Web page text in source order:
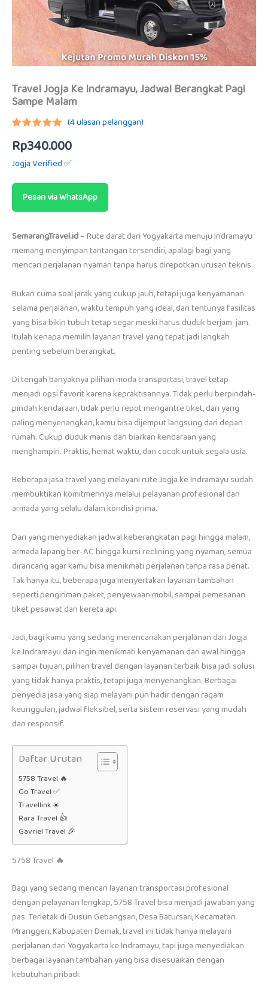
Travel Jogja Ke Indramayu, Jadwal Berangkat Pagi
Sampe Malam
5.00dari
5
berdasarkan
penilaian
(4ulasan pelanggan)
Rp340.000
Jogja Verified ✅
Pesan via WhatsApp
SemarangTravel.id– Rute darat dari Yogyakarta menuju Indramayu
memang menyimpan tantangan tersendiri, apalagi bagi yang
mencari perjalanan nyaman tanpa harus direpotkan urusan teknis.
Bukan cuma soal jarak yang cukup jauh, tetapi juga kenyamanan
selama perjalanan, waktu tempuh yang ideal, dan tentunya fasilitas
yang bisa bikin tubuh tetap segar meski harus duduk berjam-jam.
Itulah kenapa memilih layanan travel yang tepat jadi langkah
penting sebelum berangkat.
Di tengah banyaknya pilihan moda transportasi, travel tetap
menjadi opsi favorit karena kepraktisannya. Tidak perlu berpindah-
pindah kendaraan, tidak perlu repot mengantre tiket, dan yang
paling menyenangkan, kamu bisa dijemput langsung dari depan
rumah. Cukup duduk manis dan biarkan kendaraan yang
menghampiri. Praktis, hemat waktu, dan cocok untuk segala usia.
Beberapa jasa travel yang melayani rute Jogja ke Indramayu sudah
membuktikan komitmennya melalui pelayanan profesional dan
armada yang selalu dalam kondisi prima.
Dari yang menyediakan jadwal keberangkatan pagi hingga malam,
armada lapang ber-AC hingga kursi reclining yang nyaman, semua
dirancang agar kamu bisa menikmati perjalanan tanpa rasa penat.
Tak hanya itu, beberapa juga menyertakan layanan tambahan
seperti pengiriman paket, penyewaan mobil, sampai pemesanan
tiket pesawat dan kereta api.
Jadi, bagi kamu yang sedang merencanakan perjalanan dari Jogja
ke Indramayu dan ingin menikmati kenyamanan dari awal hingga
sampai tujuan, pilihan travel dengan layanan terbaik bisa jadi solusi
yang tidak hanya praktis, tetapi juga menyenangkan. Berbagai
penyedia jasa yang siap melayani pun hadir dengan ragam
keunggulan, jadwal fleksibel, serta sistem reservasi yang mudah
dan responsif.
Daftar Urutan
5758 Travel 🔥
Go Travel ✅
Travellink ☀️
Rara Travel 👍
Gavriel Travel 🎉
5758 Travel 🔥
Bagi yang sedang mencari layanan transportasi profesional
dengan pelayanan lengkap, 5758 Travel bisa menjadi jawaban yang
pas. Terletak di Dusun Gebangsari, Desa Batursari, Kecamatan
Mranggen, Kabupaten Demak, travel ini tidak hanya melayani
perjalanan dari Yogyakarta ke Indramayu, tapi juga menyediakan
berbagai layanan tambahan yang bisa disesuaikan dengan
kebutuhan pribadi.